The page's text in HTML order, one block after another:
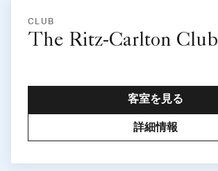
CLUB
The Ritz-Carlton Club
客室を見る
詳細情報